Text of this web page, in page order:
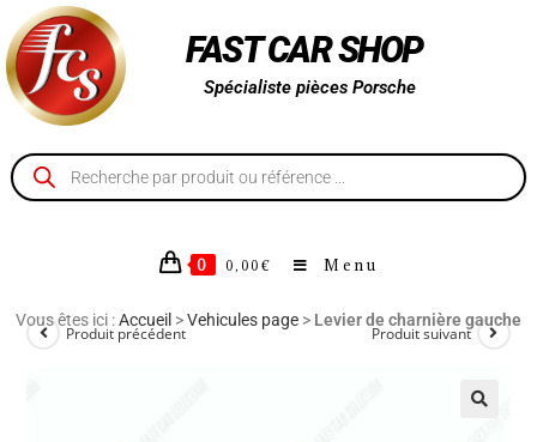
FAST CAR SHOP
Spécialiste pièces Porsche
0 0,00 € Menu
Vous êtes ici :Accueil >Vehicules page > Levier de charnière gauche
Produit précédent Produit suivant